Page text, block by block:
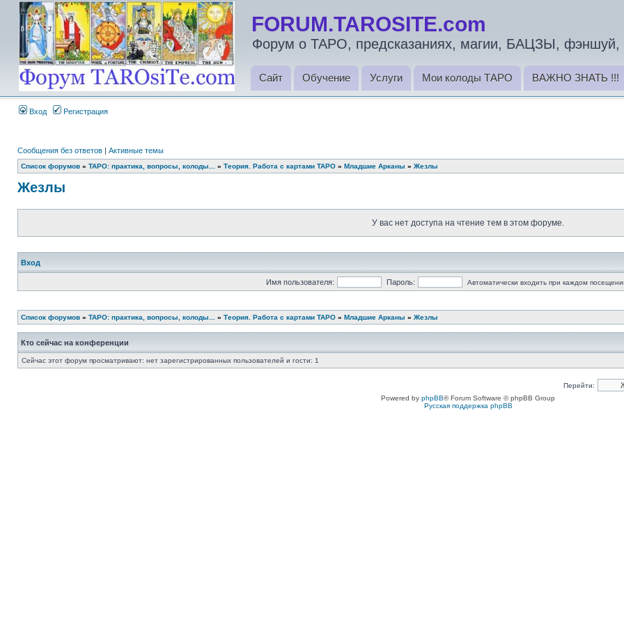
FORUM.TAROSITE.com
Форум о ТАРО, предсказаниях, магии, БАЦЗЫ, фэншуй,
Сайт Обучение Услуги Мои колоды ТАРО ВАЖНО ЗНАТЬ !!!
Вход Регистрация
Сообщения без ответов | Активные темы
Список форумов » ТАРО: практика, вопросы, колоды... » Теория. Работа с картами ТАРО » Младшие Арканы » Жезлы
Жезлы
У вас нет доступа на чтение тем в этом форуме.
Вход
Имя пользователя: Пароль: Автоматически входить при каждом
Список форумов » ТАРО: практика, вопросы, колоды... » Теория. Работа с картами ТАРО » Младшие Арканы » Жезлы
Кто сейчас на конференции
Сейчас этот форум просматривают: нет зарегистрированных пользователей и гости: 1
Перейти:
Powered by phpBB® Forum Software © phpBB Group
Русская поддержка phpBB